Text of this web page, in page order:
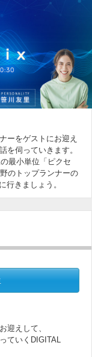
ーをゲストにお迎え
を伺っていきます。
最小単位「ピクセ
のトップランナーの
行きましょう。
迎えして、
ていくDIGITAL